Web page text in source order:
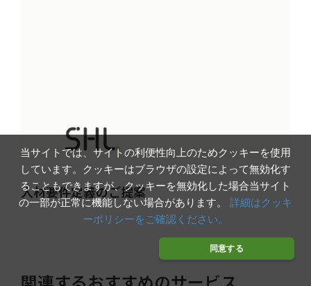
当サイトでは、サイトの利便性向上のためクッキーを使用
しています。クッキーはブラウザの設定によって無効化す
ることもできますが、クッキーを無効化した場合当サイト
の一部が正常に機能しない場合があります。
詳細はクッキ
ーポリシーをご確認ください。
同意する
人材要件定義のご提案